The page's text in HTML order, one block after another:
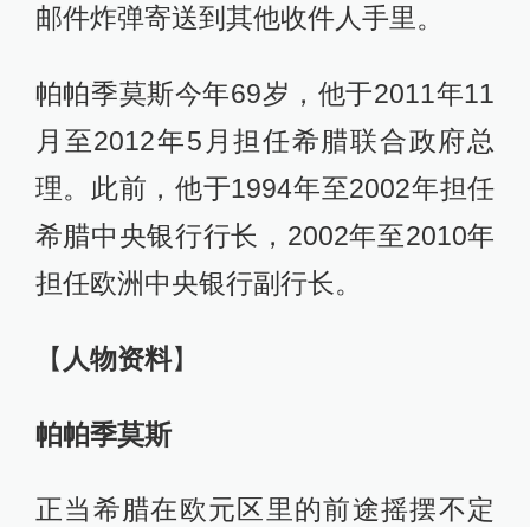
邮件炸弹寄送到其他收件人手里。
帕帕季莫斯今年69岁，他于2011年11
月至2012年5月担任希腊联合政府总
理。此前，他于1994年至2002年担任
希腊中央银行行长，2002年至2010年
担任欧洲中央银行副行长。
【 人物资料】
帕帕季莫斯
正当希腊在欧元区里的前途摇摆不定